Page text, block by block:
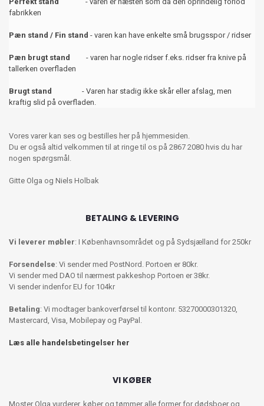
fabrikken
Pæn stand / Fin stand - varen kan have enkelte små brugsspor / ridser
Pæn brugt stand
- varen har nogle ridser f.eks. ridser fra knive på
tallerken overfladen
Brugt stand
- Varen har stadig ikke skår eller afslag, men
kraftig slid på overfladen.
Vores varer kan ses og bestilles her på hjemmesiden.
Du er også altid velkommen til at ringe til os på 2867 2080 hvis du har
nogen spørgsmål.
Gitte Olga og Niels Holbak
BETALING & LEVERING
Vi leverer møbler: I Københavnsområdet og på Sydsjælland for 250kr
Forsendelse: Vi sender med PostNord. Portoen er 80kr.
Vi sender med DAO til nærmest pakkeshop Portoen er 38kr.
Vi sender indenfor EU for 104kr
Betaling: Vi modtager bankoverførsel til kontonr. 53270000301320,
Mastercard, Visa, Mobilepay og PayPal.
Læs alle handelsbetingelser her
VI KØBER
Moster Olga vurderer, køber og tømmer alle former for dødsboer og